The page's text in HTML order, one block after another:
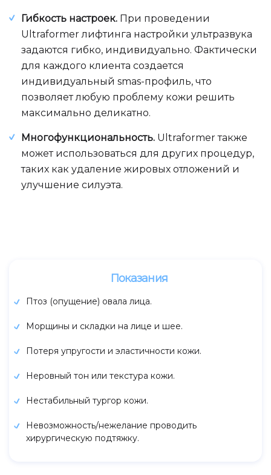
Гибкость настроек. При проведении
Ultraformer лифтинга настройки ультразвука
задаются гибко, индивидуально. Фактически
для каждого клиента создается
индивидуальный smas-профиль, что
позволяет любую проблему кожи решить
максимально деликатно.
Многофункциональность. Ultraformer также
может использоваться для других процедур,
таких как удаление жировых отложений и
улучшение силуэта.
Показания
Птоз (опущение) овала лица.
Морщины и складки на лице и шее.
Потеря упругости и эластичности кожи.
Неровный тон или текстура кожи.
Нестабильный тургор кожи.
Невозможность/нежелание проводить
хирургическую подтяжку.